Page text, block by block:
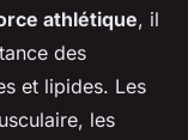
athlétique, il
des
et lipides. Les
les